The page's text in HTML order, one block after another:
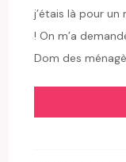
j’étais là pour
! On m’a
Dom des